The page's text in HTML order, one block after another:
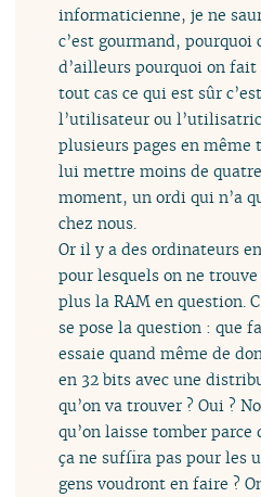
informaticienne, je ne
c’est gourmand, pourquoi
d’ailleurs pourquoi on fait
tout cas ce qui est sûr
l’utilisateur ou
plusieurs pages en même
lui mettre moins de
moment, un ordi qui n’a
chez nous.
Or il y a des ordinateurs
pour lesquels on ne
plus la RAM en question.
se pose la question : que
essaie quand même de
en 32 bits avec une
qu’on va trouver ? Oui ?
qu’on laisse tomber
ça ne suffira pas pour les
gens voudront en faire ?